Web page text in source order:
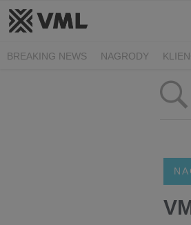
BREAKING NEWS NAGRODY